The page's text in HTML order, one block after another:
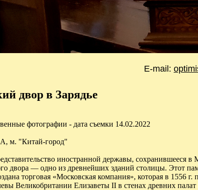
E-mail:
двор в Зарядье
фотографии - дата съемки 14.02.2022
м. "Китай-город"
иностранной державы, сохранившееся в
двора — одно из древнейших зданий столицы. Этот
торговая «Московская компания», которая в 1556
Великобритании Елизаветы II в стенах древних